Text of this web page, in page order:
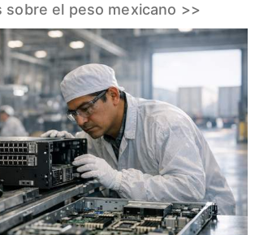
sobre el peso mexicano >>